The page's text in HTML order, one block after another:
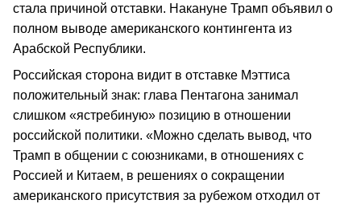
стала причиной отставки. Накануне Трамп объявил о
полном выводе американского контингента из
Арабской Республики.
Российская сторона видит в отставке Мэттиса
положительный знак: глава Пентагона занимал
слишком «ястребиную» позицию в отношении
российской политики. «Можно сделать вывод, что
Трамп в общении с союзниками, в отношениях с
Россией и Китаем, в решениях о сокращении
американского присутствия за рубежом отходил от